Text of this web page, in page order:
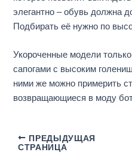
элегантно – обувь должна
Подбирать её нужно по
Укороченные модели
сапогами с высоким
ними же можно примерить
возвращающиеся в моду
ПРЕДЫДУЩАЯ
СТРАНИЦА